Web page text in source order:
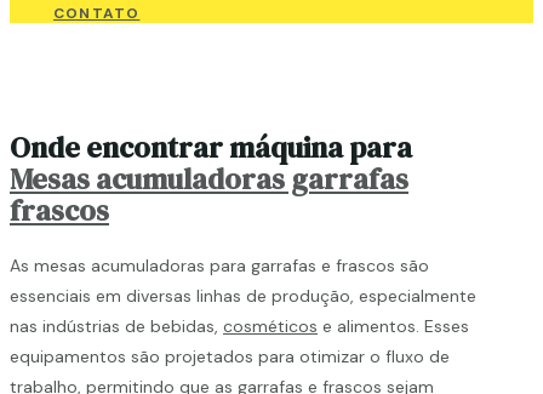
CONTATO
Onde encontrar máquina para
Mesas acumuladoras garrafas
frascos
As mesas acumuladoras para garrafas e frascos são
essenciais em diversas linhas de produção, especialmente
nas indústrias de bebidas, cosméticos e alimentos. Esses
equipamentos são projetados para otimizar o fluxo de
trabalho, permitindo que as garrafas e frascos sejam